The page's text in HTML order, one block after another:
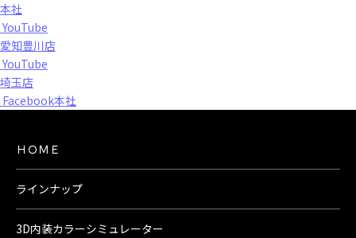
本社
YouTube
愛知豊川店
YouTube
埼玉店
Facebook本社
ＨＯＭＥ
ラインナップ
3D内装カラーシミュレーター